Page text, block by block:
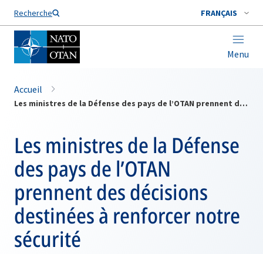
Recherche FRANÇAIS
Menu
Nom de famille*
Accueil
Les ministres de la Défense des pays de l’OTAN prennent des décisions destinées à renforcer notre sécurité
Les ministres de la Défense
des pays de l’OTAN
prennent des décisions
destinées à renforcer notre
sécurité